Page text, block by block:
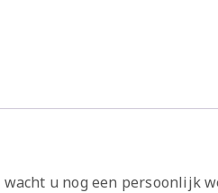
u nog een persoonlijk